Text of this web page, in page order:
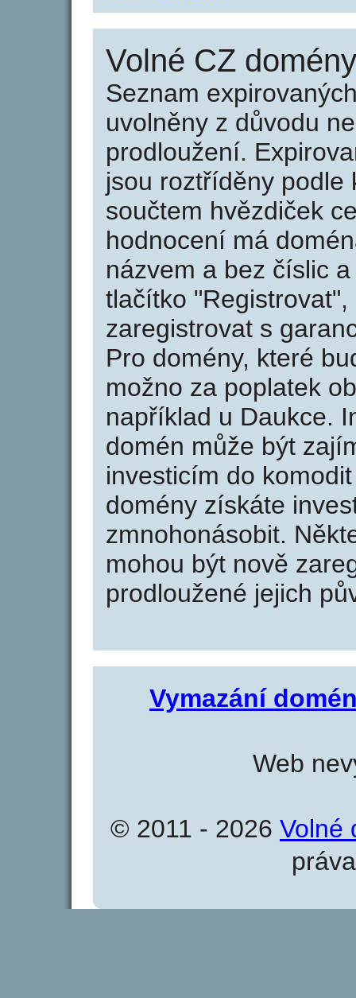
Volné CZ
Seznam
uvolněny z důvodu
prodloužení.
jsou roztříděny podle
součtem hvězdiček
hodnocení má
názvem a bez číslic
tlačítko
zaregistrovat s
Pro domény, které
možno za poplatek
například u Daukce.
domén může být
investicím do
domény získáte
zmnohonásobit.
mohou být nově
prodloužené jejich
Vymazání
Web
© 2011 - 2026 Volné